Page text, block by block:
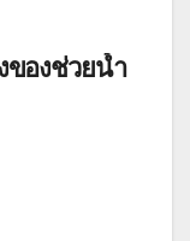
ของช่วยน้ำ